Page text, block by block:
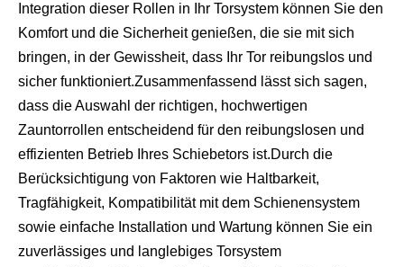
Integration dieser Rollen in Ihr Torsystem können Sie den
Komfort und die Sicherheit genießen, die sie mit sich
bringen, in der Gewissheit, dass Ihr Tor reibungslos und
sicher funktioniert.Zusammenfassend lässt sich sagen,
dass die Auswahl der richtigen, hochwertigen
Zauntorrollen entscheidend für den reibungslosen und
effizienten Betrieb Ihres Schiebetors ist.Durch die
Berücksichtigung von Faktoren wie Haltbarkeit,
Tragfähigkeit, Kompatibilität mit dem Schienensystem
sowie einfache Installation und Wartung können Sie ein
zuverlässiges und langlebiges Torsystem